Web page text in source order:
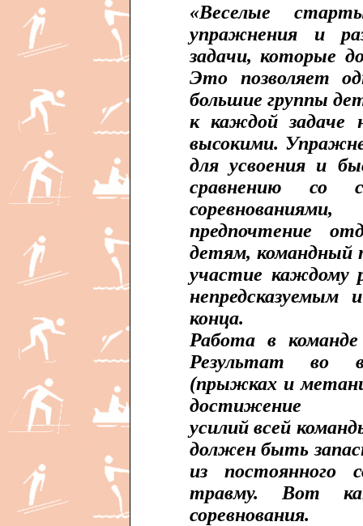
«Веселые
упражнения и
задачи, которые
Это позволяет
большие группы
к каждой
высокими.
для усвоения и
сравнению со
предпочтение
детям, командный
участие каждому
конца.
Работа в
Результат во
(прыжках и
достижение
усилий всей
должен быть
из постоянного
травму. Вот
соревнования.